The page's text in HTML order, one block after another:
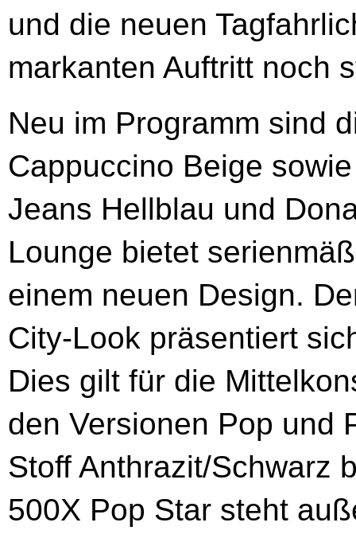
und die neuen
markanten Auftritt noch
Neu im Programm sind
Cappuccino Beige
Jeans Hellblau und
Lounge bietet
einem neuen Design.
City-Look präsentiert
Dies gilt für die
den Versionen Pop und
Stoff Anthrazit/Schwarz
500X Pop Star steht